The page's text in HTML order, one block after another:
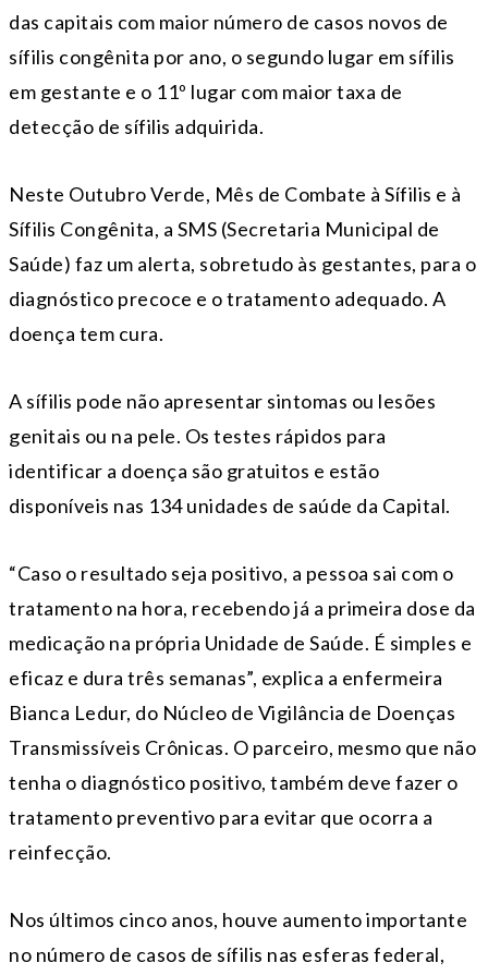
das capitais com maior número de casos novos de
sífilis congênita por ano, o segundo lugar em sífilis
em gestante e o 11º lugar com maior taxa de
detecção de sífilis adquirida.
Neste Outubro Verde, Mês de Combate à Sífilis e à
Sífilis Congênita, a SMS (Secretaria Municipal de
Saúde) faz um alerta, sobretudo às gestantes, para o
diagnóstico precoce e o tratamento adequado. A
doença tem cura.
A sífilis pode não apresentar sintomas ou lesões
genitais ou na pele. Os testes rápidos para
identificar a doença são gratuitos e estão
disponíveis nas 134 unidades de saúde da Capital.
“Caso o resultado seja positivo, a pessoa sai com o
tratamento na hora, recebendo já a primeira dose da
medicação na própria Unidade de Saúde. É simples e
eficaz e dura três semanas”, explica a enfermeira
Bianca Ledur, do Núcleo de Vigilância de Doenças
Transmissíveis Crônicas. O parceiro, mesmo que não
tenha o diagnóstico positivo, também deve fazer o
tratamento preventivo para evitar que ocorra a
reinfecção.
Nos últimos cinco anos, houve aumento importante
no número de casos de sífilis nas esferas federal,